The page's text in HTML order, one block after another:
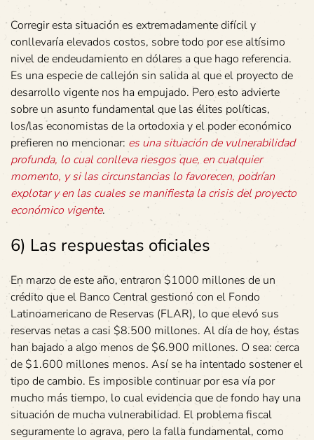
Corregir esta situación es extremadamente difícil y
conllevaría elevados costos, sobre todo por ese altísimo
nivel de endeudamiento en dólares a que hago referencia.
Es una especie de callejón sin salida al que el proyecto de
desarrollo vigente nos ha empujado. Pero esto advierte
sobre un asunto fundamental que las élites políticas,
los/las economistas de la ortodoxia y el poder económico
prefieren no mencionar: es una situación de vulnerabilidad
profunda, lo cual conlleva riesgos que, en cualquier
momento, y si las circunstancias lo favorecen, podrían
explotar y en las cuales se manifiesta la crisis del proyecto
económico vigente.
6) Las respuestas oficiales
En marzo de este año, entraron $1000 millones de un
crédito que el Banco Central gestionó con el Fondo
Latinoamericano de Reservas (FLAR), lo que elevó sus
reservas netas a casi $8.500 millones. Al día de hoy, éstas
han bajado a algo menos de $6.900 millones. O sea: cerca
de $1.600 millones menos. Así se ha intentado sostener el
tipo de cambio. Es imposible continuar por esa vía por
mucho más tiempo, lo cual evidencia que de fondo hay una
situación de mucha vulnerabilidad. El problema fiscal
seguramente lo agrava, pero la falla fundamental, como